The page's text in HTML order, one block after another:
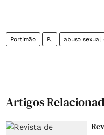
Portimão PJ abuso sexual
Artigos